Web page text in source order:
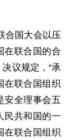
合国大会以压
在联合国的合
议规定，“承
在联合国组织
安全理事会五
民共和国的一
在联合国组织